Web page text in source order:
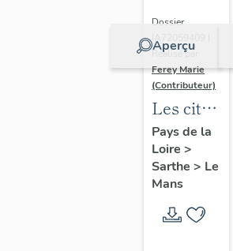
Aperçu
Dossier
IA72059409 |
Réalisé par
Ferey Marie
(Contributeur)
Les cités
castors
du Mans
Pays de la
Loire >
Sarthe > Le
Mans